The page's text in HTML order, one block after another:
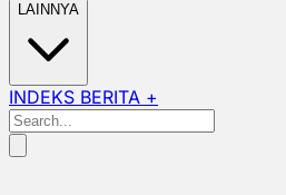
LAINNYA
INDEKS BERITA +